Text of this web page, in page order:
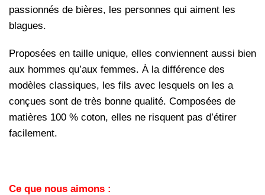
passionnés de bières, les personnes qui aiment les
blagues.
Proposées en taille unique, elles conviennent aussi bien
aux hommes qu’aux femmes. À la différence des
modèles classiques, les fils avec lesquels on les a
conçues sont de très bonne qualité. Composées de
matières 100 % coton, elles ne risquent pas d’étirer
facilement.
Ce que nous aimons :